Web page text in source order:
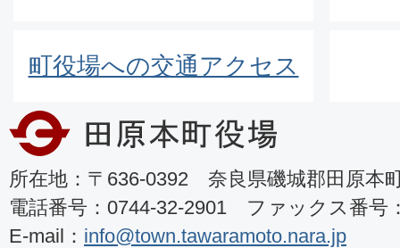
町役場への交通アクセス
所在地：〒636-0392 奈良県磯城郡田原本
電話番号：0744-32-2901 ファックス番号
E-mail： info@town.tawaramoto.nara.jp